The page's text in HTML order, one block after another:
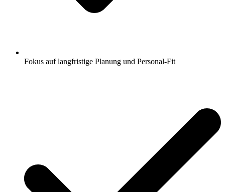
Fokus auf langfristige Planung und Personal-Fit